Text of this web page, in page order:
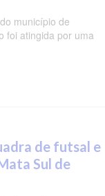
município de
foi atingida por uma
de futsal e
Sul de